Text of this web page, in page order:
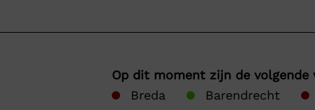
Op dit moment zijn de volgende
Breda
Barendrecht